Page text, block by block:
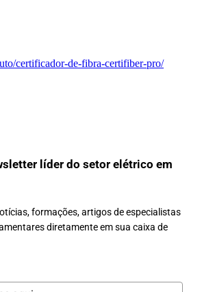
certificador-de-fibra-certifiber-pro/
líder do setor elétrico em
formações, artigos de especialistas
diretamente em sua caixa de